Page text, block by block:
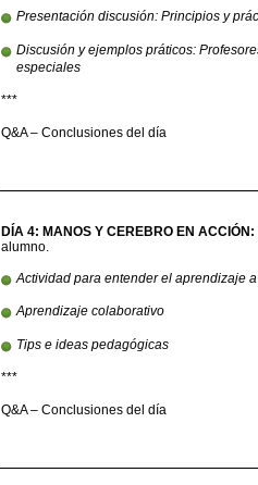
Presentación discusión: Principios y
Discusión y ejemplos práticos:
especiales
***
Q&A – Conclusiones del día
DÍA 4: MANOS Y CEREBRO EN ACCIÓN:
alumno.
Actividad para entender el aprendizaje
Aprendizaje colaborativo
Tips e ideas pedagógicas
***
Q&A – Conclusiones del día